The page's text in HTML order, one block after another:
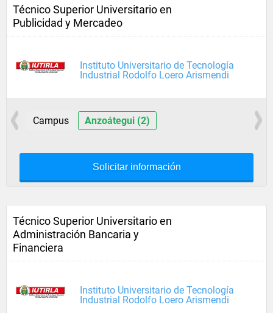
Técnico Superior Universitario en
Publicidad y Mercadeo
Instituto Universitario de Tecnología
Industrial Rodolfo Loero Arismendi
Campus Anzoátegui (2)
Solicitar información
Técnico Superior Universitario en
Administración Bancaria y
Financiera
Instituto Universitario de Tecnología
Industrial Rodolfo Loero Arismendi